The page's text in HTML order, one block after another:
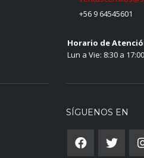
+56 9 64545601
Horario de
Lun a Vie: 8:30 a
SÍGUENOS EN